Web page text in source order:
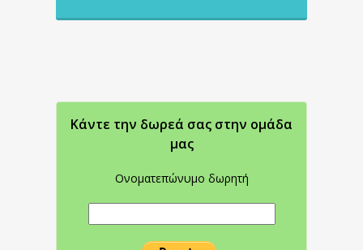
Κάντε την δωρεά σας στην oμάδα
μας
Ονοματεπώνυμο δωρητή